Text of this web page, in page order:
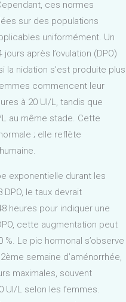
ces normes
sur des populations
uniformément. Un
après l’ovulation (DPO)
la nidation s’est produite plus
commencent leur
à 20 UI/L, tandis que
au même stade. Cette
; elle reflète
exponentielle durant les
le taux devrait
heures pour indiquer une
cette augmentation peut
Le pic hormonal s’observe
semaine d’aménorrhée,
maximales, souvent
UI/L selon les femmes.